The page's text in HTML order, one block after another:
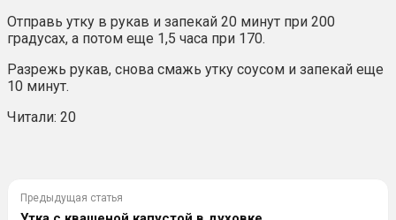
Отправь утку в рукав и запекай 20 минут при 200
градусах, а потом еще 1,5 часа при 170.
Разрежь рукав, снова смажь утку соусом и запекай еще
10 минут.
Читали: 20
Предыдущая статья